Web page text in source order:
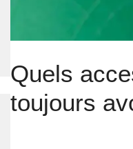
Quels
toujours